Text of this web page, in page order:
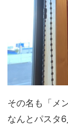
その名も「メ
なんとパスタ